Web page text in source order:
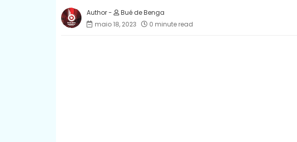
Bué de Benga
maio 18, 2023
0 minute read